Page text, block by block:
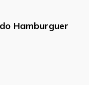
Hamburguer